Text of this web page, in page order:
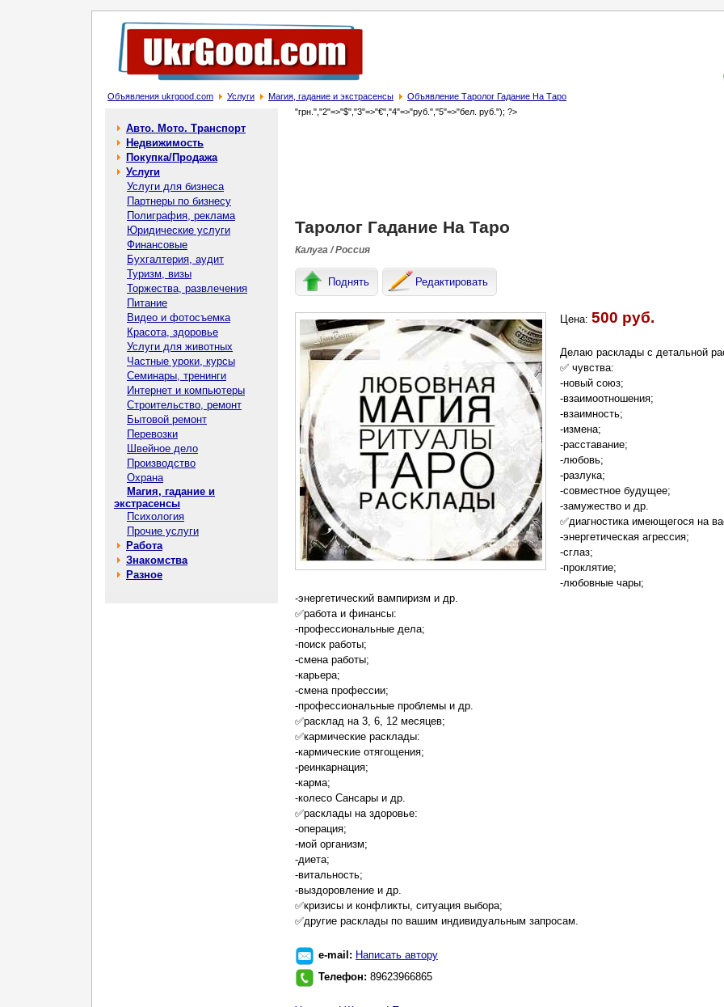
Объявления ukrgood.com Услуги Магия, гадание и экстрасенсы Объявление Таролог Гадание На Таро
Авто. Мото. Транспорт
Недвижимость
Покупка/Продажа
Услуги
Услуги для бизнеса
Партнеры по бизнесу
Полиграфия, реклама
Юридические услуги
Финансовые
Бухгалтерия, аудит
Туризм, визы
Торжества, развлечения
Питание
Видео и фотосъемка
Красота, здоровье
Услуги для животных
Частные уроки, курсы
Семинары, тренинги
Интернет и компьютеры
Строительство, ремонт
Бытовой ремонт
Перевозки
Швейное дело
Производство
Охрана
Магия, гадание и
экстрасенсы
Психология
Прочие услуги
Работа
Знакомства
Разное
"грн.","2"=>"$","3"=>"€","4"=>"руб.","5"=>"бел. руб."); ?>
Таролог Гадание На Таро
Калуга / Россия
Поднять Редактировать
Цена: 500 руб.
Делаю расклады с детальной
✅ чувства:
-новый союз;
-взаимоотношения;
-взаимность;
-измена;
-расставание;
-любовь;
-разлука;
-совместное будущее;
-замужество и др.
✅диагностика имеющегося на
-энергетическая агрессия;
-сглаз;
-проклятие;
-любовные чары;
-энергетический вампиризм и др.
✅работа и финансы:
-профессиональные дела;
-поиск работы;
-смена работы;
-карьера;
-смена профессии;
-профессиональные проблемы и др.
✅расклад на 3, 6, 12 месяцев;
✅кармические расклады:
-кармические отягощения;
-реинкарнация;
-карма;
-колесо Сансары и др.
✅расклады на здоровье:
-операция;
-мой организм;
-диета;
-витальность;
-выздоровление и др.
✅кризисы и конфликты, ситуация выбора;
✅другие расклады по вашим индивидуальным запросам.
e-mail: Написать автору
Телефон: 89623966865